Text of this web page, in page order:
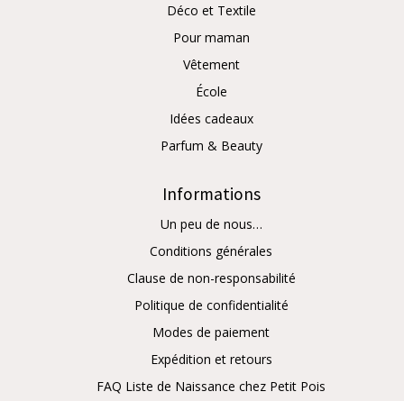
Déco et Textile
Pour maman
Vêtement
École
Idées cadeaux
Parfum & Beauty
Informations
Un peu de nous…
Conditions générales
Clause de non-responsabilité
Politique de confidentialité
Modes de paiement
Expédition et retours
FAQ Liste de Naissance chez Petit Pois